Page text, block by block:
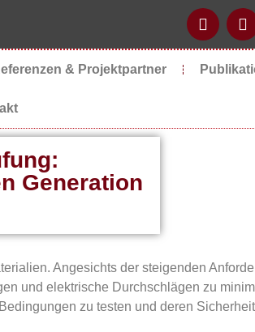
& Projektpartner
Generation
Angesichts der steigenden
und elektrische Durchschlägen zu
zu testen und deren